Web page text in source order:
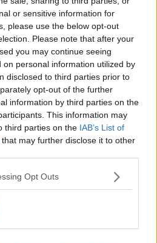
or sensitive information for
please use the below opt-out
Please note that after your
you may continue seeing
on personal information utilized by
disclosed to third parties prior to
opt-out of the further
information by third parties on the
This information may
third parties on the IAB’s List of
that may further disclose it to other
Opt Outs
di Pisa, l'allerta meteo per vento
interessando la Valdera
Casciana Terme Lari,
l'area Pisana (Calci, Cascina,
e il Comprensorio del Cuoio (qui
di Sotto, Montopoli in Val
sull'Arno, Santa Maria a Monte in
in provincia di Firenze).